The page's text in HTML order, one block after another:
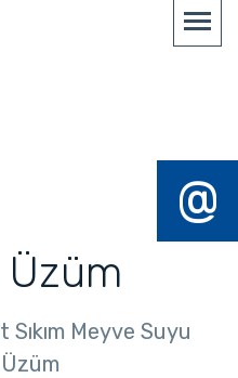
@
Üzüm
Sıkım Meyve Suyu
Üzüm